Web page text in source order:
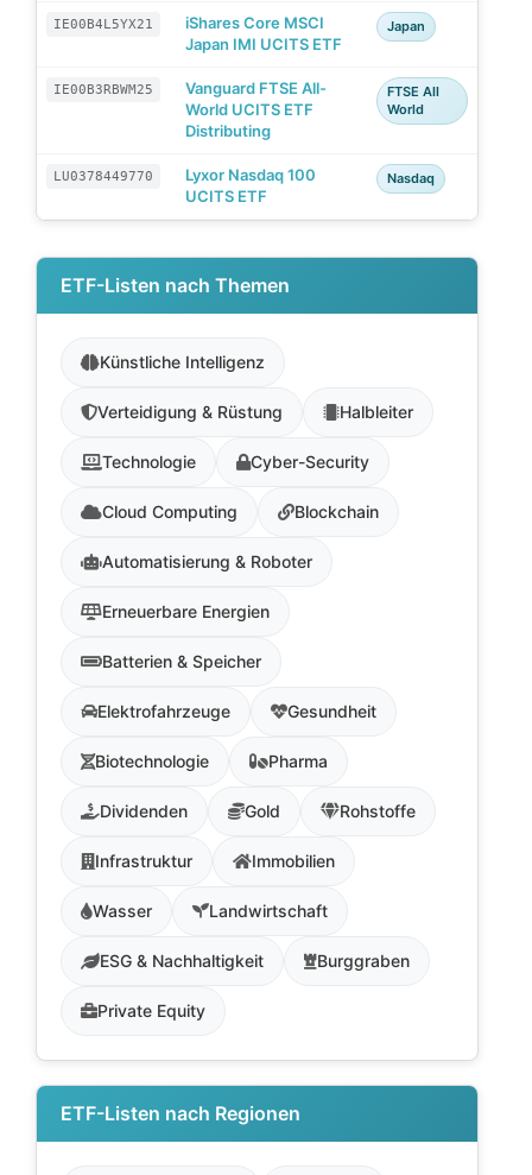
IE00B4L5YX21
iShares Core MSCI
Japan IMI UCITS ETF
Japan
IE00B3RBWM25
Vanguard FTSE All-
World UCITS ETF
Distributing
FTSE All
World
LU0378449770
Lyxor Nasdaq 100
UCITS ETF
Nasdaq
ETF-Listen nach Themen
Künstliche Intelligenz
Verteidigung & Rüstung Halbleiter
Technologie Cyber-Security
Cloud Computing Blockchain
Automatisierung & Roboter
Erneuerbare Energien
Batterien & Speicher
Elektrofahrzeuge Gesundheit
Biotechnologie Pharma
Dividenden Gold Rohstoffe
Infrastruktur Immobilien
Wasser Landwirtschaft
ESG & Nachhaltigkeit Burggraben
Private Equity
ETF-Listen nach Regionen